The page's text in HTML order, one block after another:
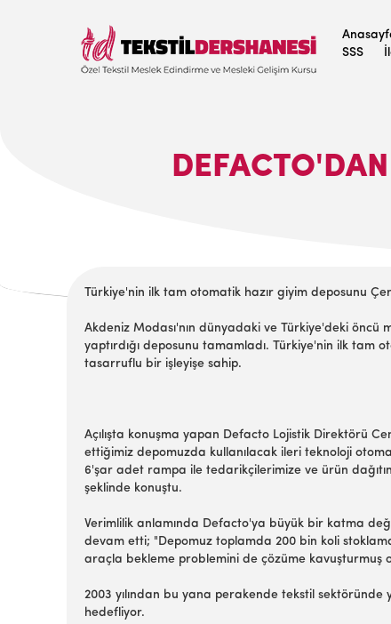
SSS
Türkiye'nin ilk tam otomatik hazır giyim deposunu
Akdeniz Modası'nın dünyadaki ve Türkiye'deki öncü
yaptırdığı deposunu tamamladı. Türkiye'nin ilk tam
tasarruflu bir işleyişe sahip.
Açılışta konuşma yapan Defacto Lojistik Direktörü
ettiğimiz depomuzda kullanılacak ileri teknoloji
6'şar adet rampa ile tedarikçilerimize ve ürün
şeklinde konuştu.
Verimlilik anlamında Defacto'ya büyük bir katma
devam etti; "Depomuz toplamda 200 bin koli
araçla bekleme problemini de çözüme kavuşturmuş
2003 yılından bu yana perakende tekstil
hedefliyor.